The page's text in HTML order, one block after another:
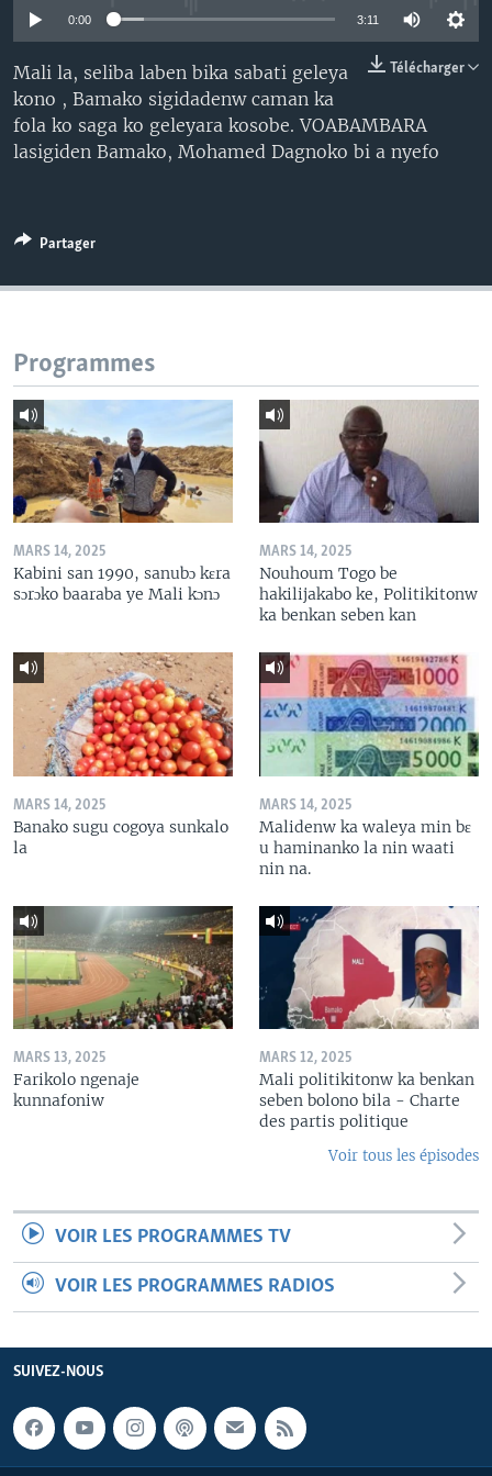
0:00 3:11
Télécharger
Mali la, seliba laben bika sabati geleya
kono , Bamako sigidadenw caman ka
fola ko saga ko geleyara kosobe. VOABAMBARA
lasigiden Bamako, Mohamed Dagnoko bi a nyefo
Partager
Programmes
MARS 14, 2025
Kabini san 1990, sanubɔ kɛra
sɔrɔko baaraba ye Mali kɔnɔ
MARS 14, 2025
Nouhoum Togo be
hakilijakabo ke, Politikitonw
ka benkan seben kan
MARS 14, 2025
Banako sugu cogoya sunkalo
la
MARS 14, 2025
Malidenw ka waleya min bɛ
u haminanko la nin waati
nin na.
MARS 13, 2025
Farikolo ngenaje
kunnafoniw
MARS 12, 2025
Mali politikitonw ka benkan
seben bolono bila - Charte
des partis politique
Voir tous les épisodes
VOIR LES PROGRAMMES TV
VOIR LES PROGRAMMES RADIOS
SUIVEZ-NOUS